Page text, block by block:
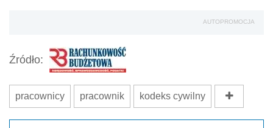
AUTOPROMOCJA
Źródło:
pracownicy pracownik kodeks cywilny